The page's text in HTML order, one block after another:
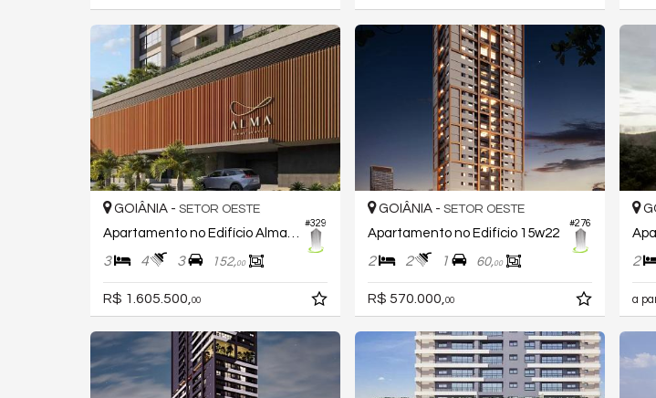
#329
GOIÂNIA - SETOR OESTE
3 4 3 152,00
R$ 1.605.500, 00
#276
GOIÂNIA - SETOR OESTE
Apartamento no Edifício 15w22
2 2 1 60,00
R$ 570.000, 00
2
a